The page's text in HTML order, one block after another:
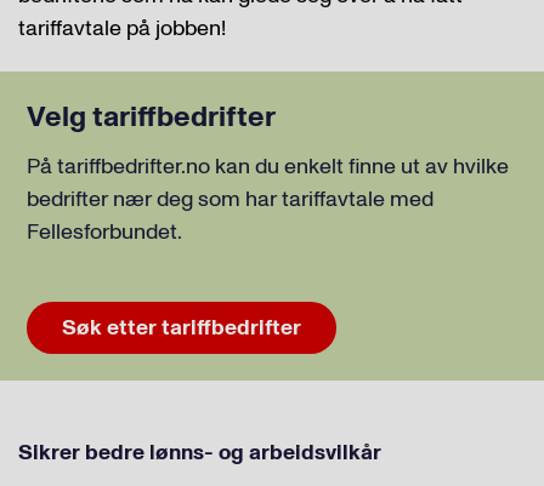
tariffavtale på jobben!
Velg tariffbedrifter
På tariffbedrifter.no kan du enkelt finne ut av hvilke
bedrifter nær deg som har tariffavtale med
Fellesforbundet.
Søk etter tariffbedrifter
Sikrer bedre lønns- og arbeidsvilkår